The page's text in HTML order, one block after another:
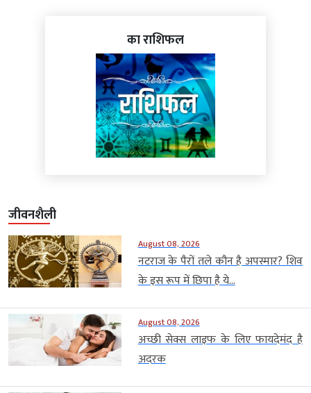
का राशिफल
जीवनशैली
August 08, 2026
नटराज के पैरों तले कौन है अपस्मार? शिव
के इस रूप में छिपा है ये...
August 08, 2026
अच्छी सेक्स लाइफ के लिए फायदेमंद है
अदरक